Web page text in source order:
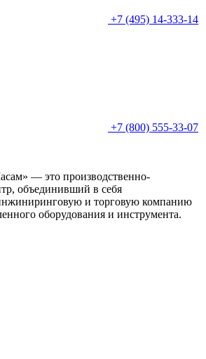
+7 (495) 14-333-14
+7 (800) 555-33-07
— это производственно-
объединивший в себя
и торговую компанию
оборудования и инструмента.